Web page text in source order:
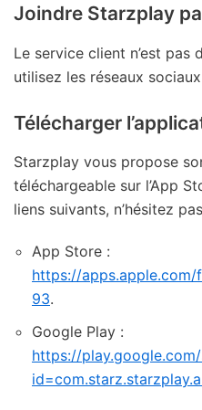
Joindre Starzplay
Le service client n’est pas
utilisez les réseaux
Télécharger
Starzplay vous propose
téléchargeable sur l’App
liens suivants, n’hésitez
App Store :
https://
93.
Google Play :
https://